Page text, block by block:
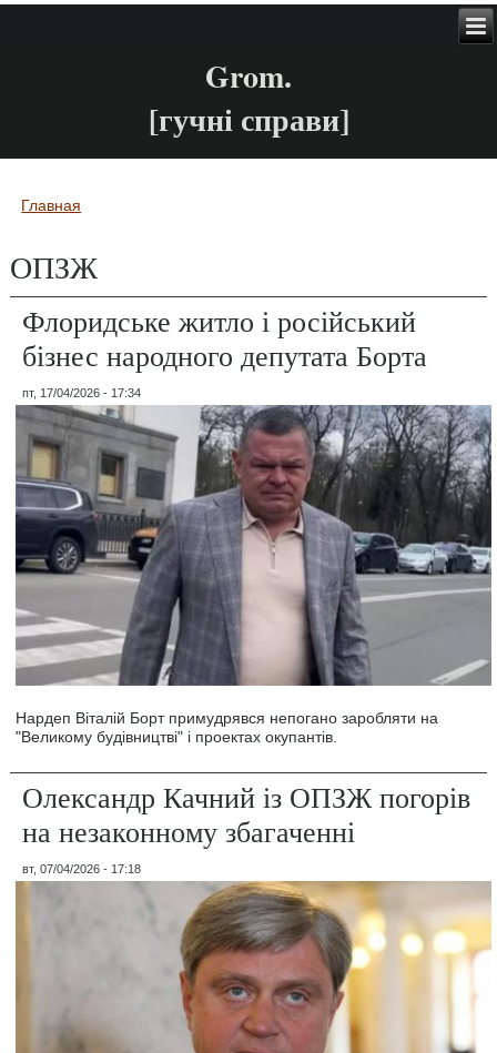
Grom.
[гучні справи]
Вы здесь
Главная
ОПЗЖ
Флоридське житло і російський
бізнес народного депутата Борта
пт, 17/04/2026 - 17:34
Нардеп Віталій Борт примудрявся непогано заробляти на
"Великому будівництві" і проектах окупантів.
Олександр Качний із ОПЗЖ погорів
на незаконному збагаченні
вт, 07/04/2026 - 17:18